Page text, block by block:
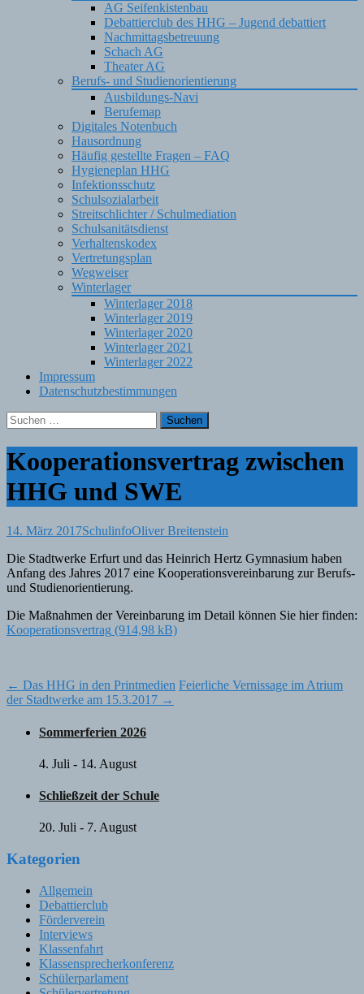
AG Seifenkistenbau
Debattierclub des HHG – Jugend debattiert
Nachmittagsbetreuung
Schach AG
Theater AG
Berufs- und Studienorientierung
Ausbildungs-Navi
Berufemap
Digitales Notenbuch
Hausordnung
Häufig gestellte Fragen – FAQ
Hygieneplan HHG
Infektionsschutz
Schulsozialarbeit
Streitschlichter / Schulmediation
Schulsanitätsdienst
Verhaltenskodex
Vertretungsplan
Wegweiser
Winterlager
Winterlager 2018
Winterlager 2019
Winterlager 2020
Winterlager 2021
Winterlager 2022
Impressum
Datenschutzbestimmungen
Suchen
nach:
Kooperationsvertrag zwischen
HHG und SWE
14. März 2017SchulinfoOliver Breitenstein
Die Stadtwerke Erfurt und das Heinrich Hertz Gymnasium haben
Anfang des Jahres 2017 eine Kooperationsvereinbarung zur Berufs-
und Studienorientierung.
Die Maßnahmen der Vereinbarung im Detail können Sie hier finden:
Kooperationsvertrag
Post
navigation
← Das HHG in den Printmedien Feierliche Vernissage im Atrium
der Stadtwerke am 15.3.2017 →
Sommerferien 2026
4. Juli - 14. August
Schließzeit der Schule
20. Juli - 7. August
Kategorien
Allgemein
Debattierclub
Förderverein
Interviews
Klassenfahrt
Klassensprecherkonferenz
Schülerparlament